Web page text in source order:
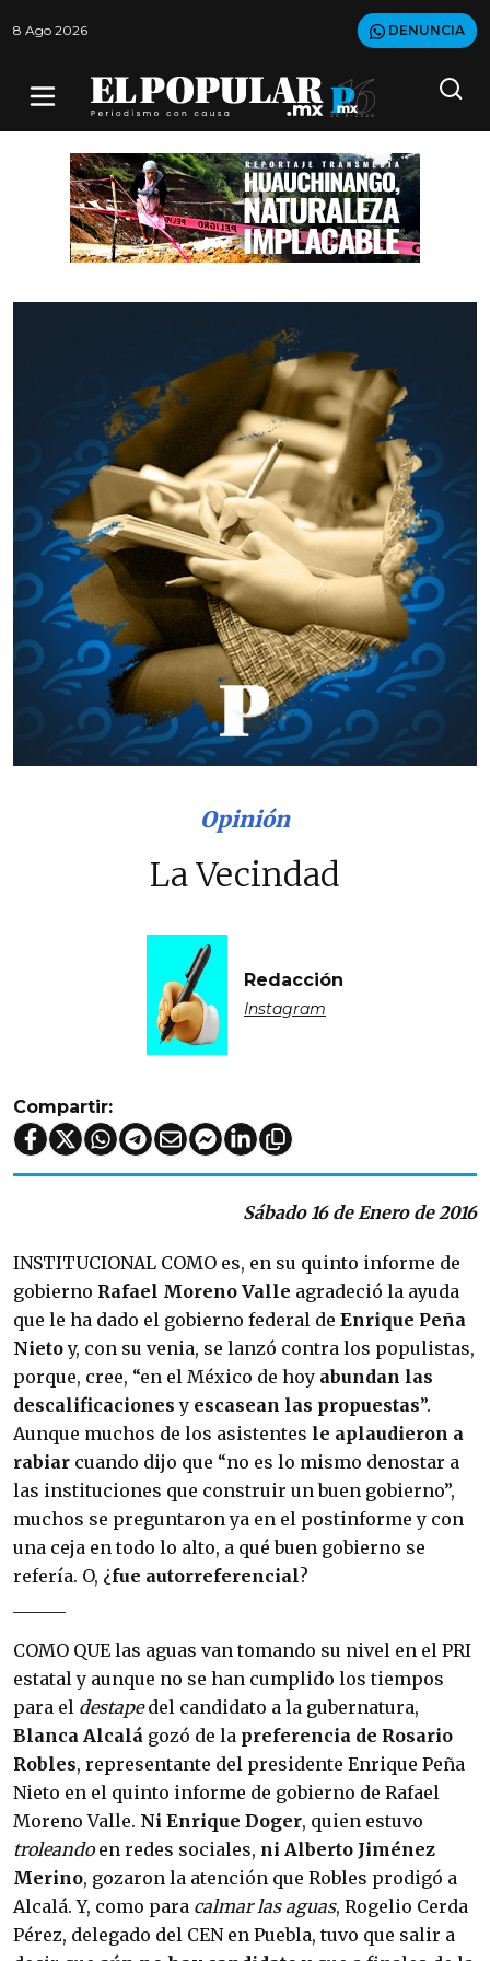
8 Ago 2026 DENUNCIA
Opinión
La Vecindad
Redacción
Instagram
Compartir:
Sábado 16 de Enero de 2016
INSTITUCIONAL COMO es, en su quinto informe de
gobierno Rafael Moreno Valle agradeció la ayuda
que le ha dado el gobierno federal de Enrique Peña
Nietoy, con su venia, se lanzó contra los populistas,
porque, cree, “en el Méxi­co de hoy abundan las
descalificacionesy escasean las propuestas”.
Aunque muchos de los asistentes le aplaudie­ron a
rabiar cuando dijo que “no es lo mismo denostar a
las instituciones que construir un buen gobierno”,
muchos se preguntaron ya en el postinforme y con
una ceja en todo lo alto, a qué buen gobierno se
refería. O, ¿fue autorre­ferencial?
COMO QUE las aguas van tomando su nivel en el PRI
estatal y aunque no se han cumplido los tiempos
para el destapedel candidato a la gubernatura,
Blanca Alcalá gozó de la pre­ferencia de Rosario
Robles, representante del presidente Enrique Peña
Nieto en el quin­to informe de gobierno de Rafael
Moreno Valle. Ni Enrique Doger, quien estuvo
troleandoen redes sociales, ni Alberto Jiménez
Merino, gozaron la atención que Robles prodigó a
Alca­lá. Y, como para calmar las aguas, Rogelio Cer­da
Pérez, delegado del CEN en Puebla, tuvo que salir a